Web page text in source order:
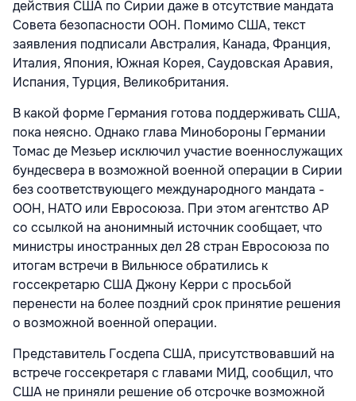
действия США по Сирии даже в отсутствие мандата
Совета безопасности ООН. Помимо США, текст
заявления подписали Австралия, Канада, Франция,
Италия, Япония, Южная Корея, Саудовская Аравия,
Испания, Турция, Великобритания.
В какой форме Германия готова поддерживать США,
пока неясно. Однако глава Минобороны Германии
Томас де Мезьер исключил участие военнослужащих
бундесвера в возможной военной операции в Сирии
без соответствующего международного мандата -
ООН, НАТО или Евросоюза. При этом агентство AP
со ссылкой на анонимный источник сообщает, что
министры иностранных дел 28 стран Евросоюза по
итогам встречи в Вильнюсе обратились к
госсекретарю США Джону Керри с просьбой
перенести на более поздний срок принятие решения
о возможной военной операции.
Представитель Госдепа США, присутствовавший на
встрече госсекретаря с главами МИД, сообщил, что
США не приняли решение об отсрочке возможной